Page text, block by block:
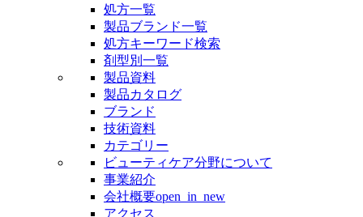
処方一覧
製品ブランド一覧
処方キーワード検索
剤型別一覧
製品資料
製品カタログ
ブランド
技術資料
カテゴリー
ビューティケア分野について
事業紹介
会社概要open_in_new
アクセス